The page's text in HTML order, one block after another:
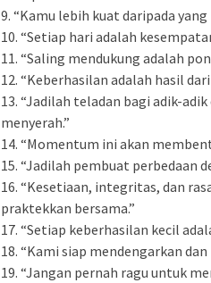
9. “Kamu lebih kuat daripada
10. “Setiap hari adalah
11. “Saling mendukung adalah
12. “Keberhasilan adalah hasil
13. “Jadilah teladan bagi adik-
menyerah.”
14. “Momentum ini akan
15. “Jadilah pembuat perbedaan
16. “Kesetiaan, integritas, dan
praktekkan bersama.”
17. “Setiap keberhasilan kecil
18. “Kami siap mendengarkan
19. “Jangan pernah ragu untuk